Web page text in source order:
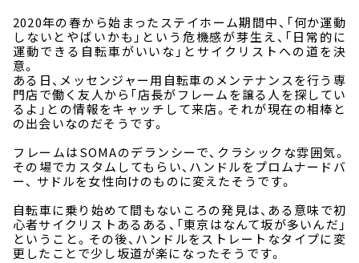
2020年の春から始まったステイホーム期間中、「何か運動
しないとやばいかも」という危機感が芽生え、「日常的に
運動できる自転車がいいな」とサイクリストへの道を決
意。
ある日、メッセンジャー用自転車のメンテナンスを行う専
門店で働く友人から「店長がフレームを譲る人を探してい
るよ」との情報をキャッチして来店。それが現在の相棒と
の出会いなのだそうです。
フレームはSOMAのデランシーで、クラシックな雰囲気。
その場でカスタムしてもらい、ハンドルをプロムナードバ
ー、 サドルを女性向けのものに変えたそうです。
自転車に乗り始めて間もないころの発見は、ある意味で初
心者サイクリストあるある、「東京はなんて坂が多いんだ」
ということ。その後、ハンドルをストレートなタイプに変
更したことで少し坂道が楽になったそうです。